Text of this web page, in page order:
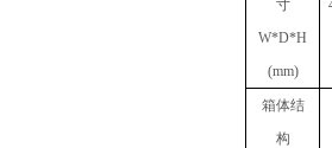
寸
W*D*H
(mm)
箱体结
构